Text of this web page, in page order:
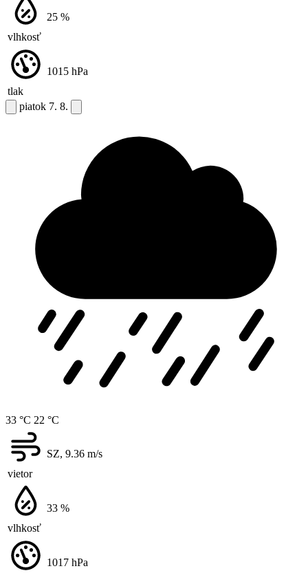
vlhkosť
25 %
tlak
1015 hPa
piatok 7. 8.
33 °C 22 °C
vietor
SZ, 9.36 m/s
vlhkosť
33 %
1017 hPa